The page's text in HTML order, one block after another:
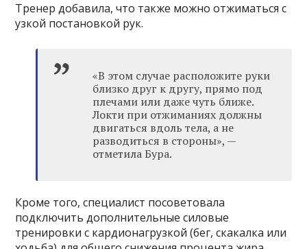
Тренер добавила, что также можно отжиматься с
узкой постановкой рук.
«В этом случае расположите руки
близко друг к другу, прямо под
плечами или даже чуть ближе.
Локти при отжиманиях должны
двигаться вдоль тела, а не
разводиться в стороны», —
отметила Бура.
Кроме того, специалист посоветовала
подключить дополнительные силовые
тренировки с кардионагрузкой (бег, скакалка или